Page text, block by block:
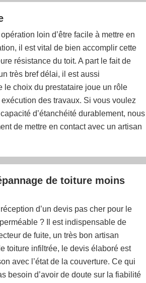
loin d’être facile à mettre en
il est vital de bien accomplir cette
résistance du toit. A part le fait de
très bref délai, il est aussi
le choix du prestataire joue un rôle
des travaux. Si vous voulez
d’étanchéité durablement, nous
de mettre en contact avec un artisan
de toiture moins
d’un devis pas cher pour le
? Il est indispensable de
de fuite, un très bon artisan
toiture infiltrée, le devis élaboré est
avec l’état de la couverture. Ce qui
besoin d’avoir de doute sur la fiabilité